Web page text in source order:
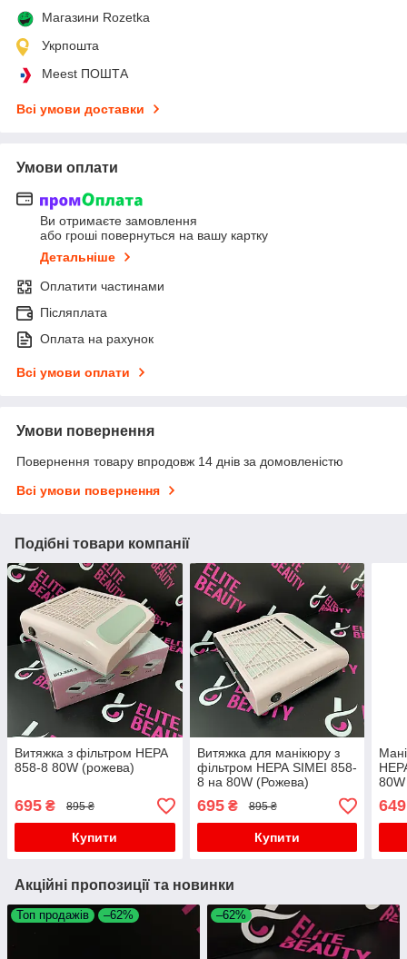
Магазини Rozetka
Укрпошта
Meest ПОШТА
Всі умови доставки
Умови оплати
Ви отримаєте замовлення
або гроші повернуться на вашу картку
Детальніше
Оплатити частинами
Післяплата
Оплата на рахунок
Всі умови оплати
Умови повернення
Повернення товару впродовж 14 днів за домовленістю
Всі умови повернення
Подібні товари компанії
Витяжка з фільтром HEPA
858-8 80W (рожева)
695 ₴ 895 ₴
Купити
Витяжка для манікюру з
фільтром НЕРА SIMEI 858-
8 на 80W (Рожева)
695₴ 895 ₴
Купити
80W
649
Акційні пропозиції та новинки
Топ продажів –62% –62%